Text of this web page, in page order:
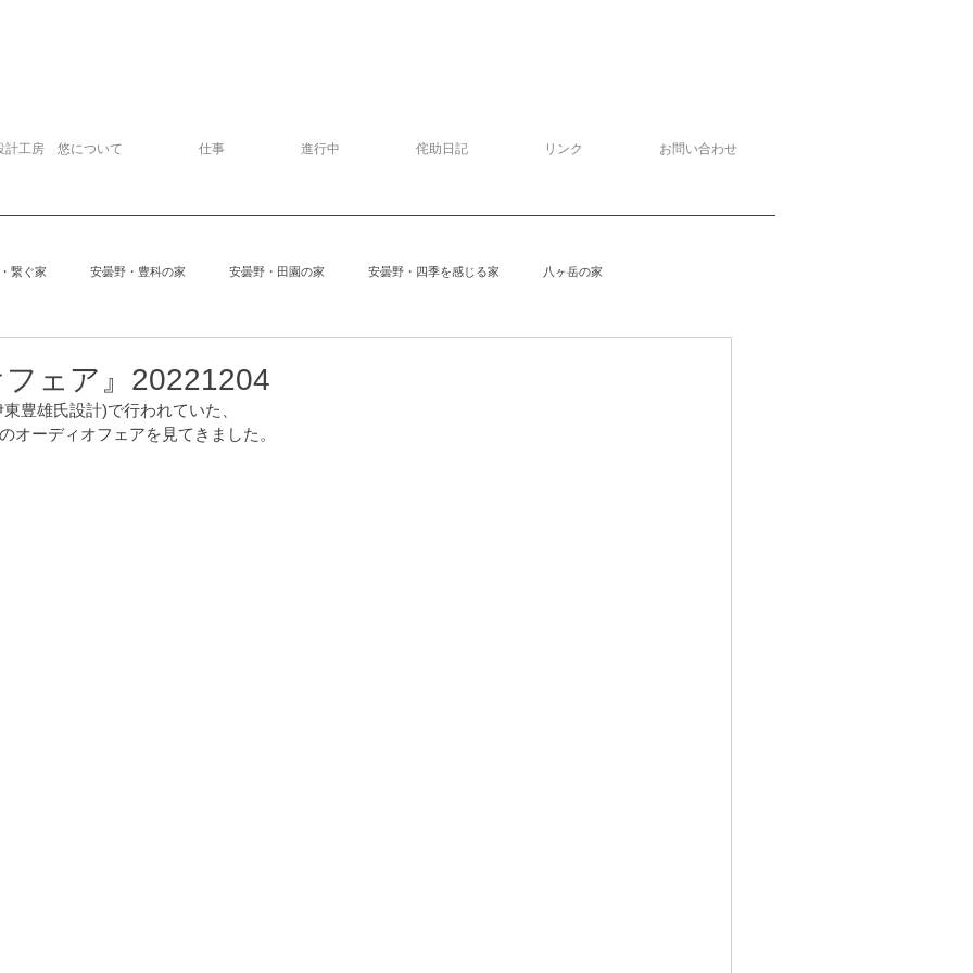
計工房 悠について 仕事 進行中 侘助日記 リンク お問い合わせ
繋ぐ家 安曇野・豊科の家 安曇野・田園の家 安曇野・四季を感じる家 八ヶ岳の家
安曇野の家６ Kさんの家 ぱおぱお
フェア』20221204
豊雄氏設計)で行われていた、
オーディオフェアを見てきました。